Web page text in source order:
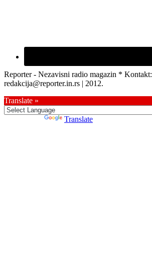
Reporter - Nezavisni radio magazin * Kontakt:
redakcija@reporter.in.rs | 2012.
Translate »
Translate